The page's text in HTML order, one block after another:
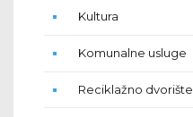
Kultura
Komunalne usluge
Reciklažno dvorište